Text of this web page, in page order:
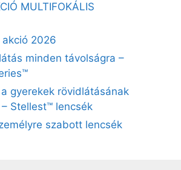
MULTIFOKÁLIS
2026
minden távolságra –
gyerekek rövidlátásának
Stellest™ lencsék
szabott lencsék